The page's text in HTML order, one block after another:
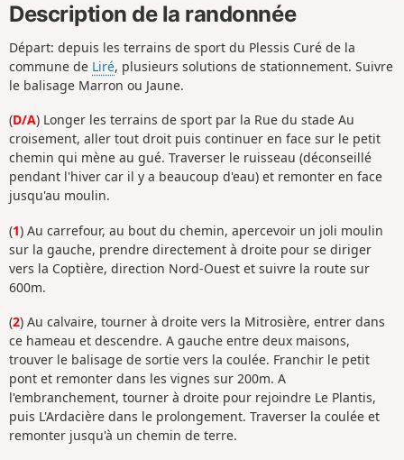
Description de la randonnée
Départ: depuis les terrains de sport du Plessis Curé de la
commune de Liré, plusieurs solutions de stationnement. Suivre
le balisage Marron ou Jaune.
(D/A) Longer les terrains de sport par la Rue du stade Au
croisement, aller tout droit puis continuer en face sur le petit
chemin qui mène au gué. Traverser le ruisseau (déconseillé
pendant l'hiver car il y a beaucoup d'eau) et remonter en face
jusqu'au moulin.
(1) Au carrefour, au bout du chemin, apercevoir un joli moulin
sur la gauche, prendre directement à droite pour se diriger
vers la Coptière, direction Nord-Ouest et suivre la route sur
600m.
(2) Au calvaire, tourner à droite vers la Mitrosière, entrer dans
ce hameau et descendre. A gauche entre deux maisons,
trouver le balisage de sortie vers la coulée. Franchir le petit
pont et remonter dans les vignes sur 200m. A
l'embranchement, tourner à droite pour rejoindre Le Plantis,
puis L'Ardacière dans le prolongement. Traverser la coulée et
remonter jusqu'à un chemin de terre.